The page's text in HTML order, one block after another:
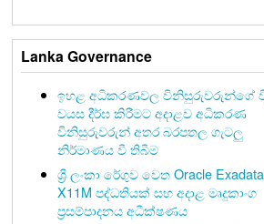
Lanka Governance
ඉහළ අධිකරණවල විනිසුරුවරුන්ගේ
වයස දීර්ඝ කිරීමට අදාළව අධිකරණ
විනිසුරුවරුන් අතර බරපතල ගැටලු
නිර්මාණය වී තිබීම
ශ්‍රී ලංකා රේගුව වෙත Oracle Exadata
X11M පද්ධතියක් සහ අදාළ මෘදුකාංග
ප්‍රසම්පාදනය අධීක්ෂණය